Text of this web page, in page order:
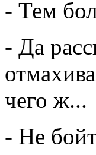
- Тем
- Да
чего ж...
- Не